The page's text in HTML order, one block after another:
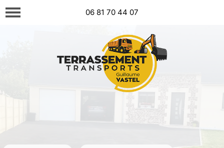
06 81 70 44 07